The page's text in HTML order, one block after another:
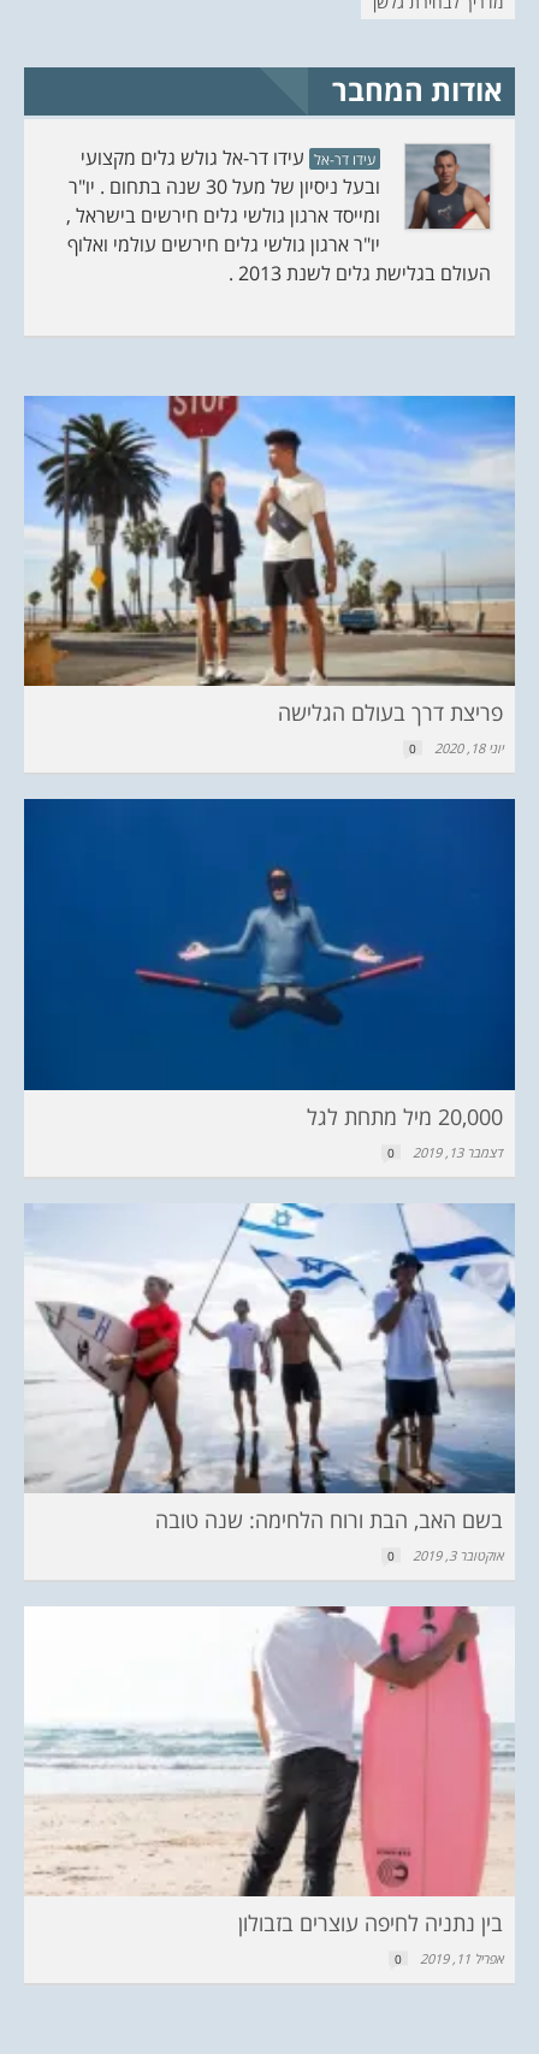
ש
)
ד
ש
אודות המחבר
עידו דר-אל עידו דר-אל גולש גלים מקצועי
ובעל ניסיון של מעל 30 שנה בתחום . יו"ר
ומייסד ארגון גולשי גלים חירשים בישראל ,
יו"ר ארגון גולשי גלים חירשים עולמי ואלוף
העולם בגלישת גלים לשנת 2013 .
פריצת דרך בעולם הגלישה
יוני 18, 2020 0
20,000 מיל מתחת לגל
דצמבר 13, 2019 0
בשם האב, הבת ורוח הלחימה: שנה טובה
אוקטובר 3, 2019 0
בין נתניה לחיפה עוצרים בזבולון
אפריל 11, 2019 0